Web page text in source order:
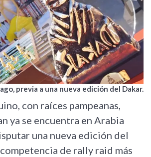
previa a una nueva edición del Dakar.
con raíces pampeanas,
ya se encuentra en Arabia
una nueva edición del
de rally raid más